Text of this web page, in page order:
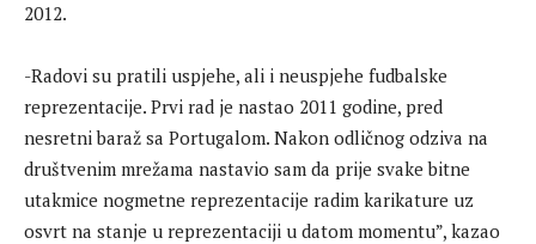
2012.
-Radovi su pratili uspjehe, ali i neuspjehe fudbalske
reprezentacije. Prvi rad je nastao 2011 godine, pred
nesretni baraž sa Portugalom. Nakon odličnog odziva na
društvenim mrežama nastavio sam da prije svake bitne
utakmice nogmetne reprezentacije radim karikature uz
osvrt na stanje u reprezentaciji u datom momentu”, kazao